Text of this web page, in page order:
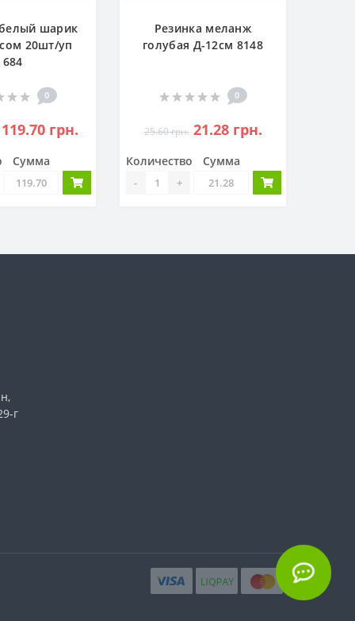
шарик
20шт/уп
684
0
119.70 грн.
Сумма
Резинка меланж
голубая Д-12см 8148
0
25.60 грн. 21.28 грн.
Количество
- +
Сумма
г